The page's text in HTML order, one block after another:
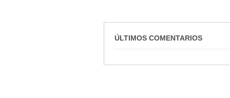
ÚLTIMOS COMENTARIOS